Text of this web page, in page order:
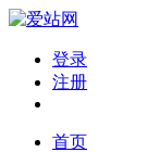
登录
注册
首页